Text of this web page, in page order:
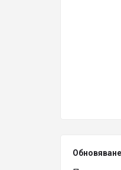
Обновяване